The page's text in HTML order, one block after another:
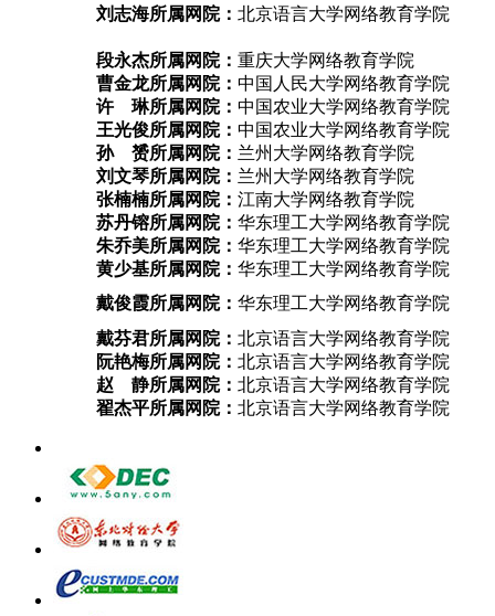
刘志海所属网院： 北京语言大学网络教育学院
段永杰所属网院： 重庆大学网络教育学院
曹金龙所属网院： 中国人民大学网络教育学院
许 琳所属网院： 中国农业大学网络教育学院
王光俊所属网院： 中国农业大学网络教育学院
孙 赟所属网院： 兰州大学网络教育学院
刘文琴所属网院： 兰州大学网络教育学院
张楠楠所属网院： 江南大学网络教育学院
苏丹镕所属网院： 华东理工大学网络教育学院
朱乔美所属网院： 华东理工大学网络教育学院
黄少基所属网院： 华东理工大学网络教育学院
戴俊霞所属网院： 华东理工大学网络教育学院
戴芬君所属网院： 北京语言大学网络教育学院
阮艳梅所属网院： 北京语言大学网络教育学院
赵 静所属网院： 北京语言大学网络教育学院
翟杰平所属网院： 北京语言大学网络教育学院